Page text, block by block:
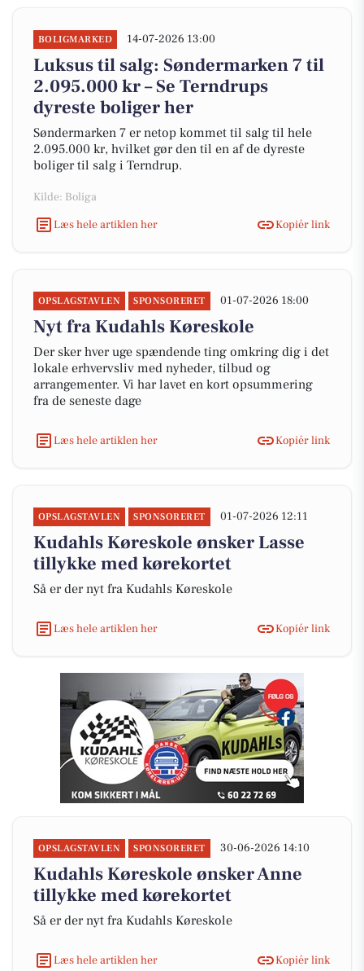
BOLIGMARKED 14-07-2026 13:00
Luksus til salg: Søndermarken 7 til
2.095.000 kr – Se Terndrups
dyreste boliger her
Søndermarken 7 er netop kommet til salg til hele
2.095.000 kr, hvilket gør den til en af de dyreste
boliger til salg i Terndrup.
Kilde: Boliga
Læs hele artiklen her
Kopiér link
OPSLAGSTAVLEN SPONSORERET 01-07-2026 18:00
Nyt fra Kudahls Køreskole
Der sker hver uge spændende ting omkring dig i det
lokale erhvervsliv med nyheder, tilbud og
arrangementer. Vi har lavet en kort opsummering
fra de seneste dage
Læs hele artiklen her Kopiér link
OPSLAGSTAVLEN SPONSORERET 01-07-2026 12:11
Kudahls Køreskole ønsker Lasse
tillykke med kørekortet
Så er der nyt fra Kudahls Køreskole
Læs hele artiklen her Kopiér link
OPSLAGSTAVLEN SPONSORERET 30-06-2026 14:10
Kudahls Køreskole ønsker Anne
tillykke med kørekortet
Så er der nyt fra Kudahls Køreskole
Læs hele artiklen her Kopiér link